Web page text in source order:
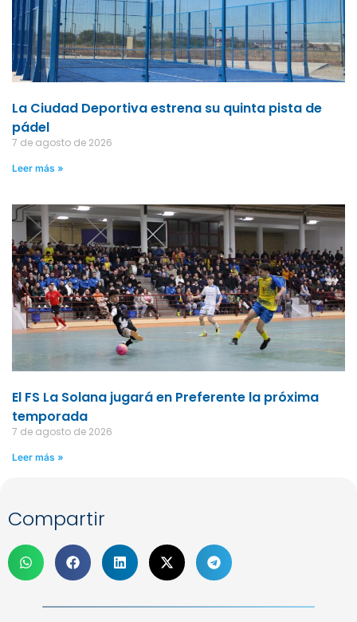
La Ciudad Deportiva estrena su quinta pista de
pádel
7 de agosto de 2026
Leer más »
El FS La Solana jugará en Preferente la próxima
temporada
7 de agosto de 2026
Leer más »
Compartir